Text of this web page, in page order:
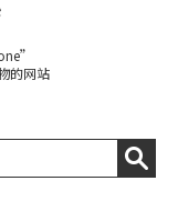
的网站